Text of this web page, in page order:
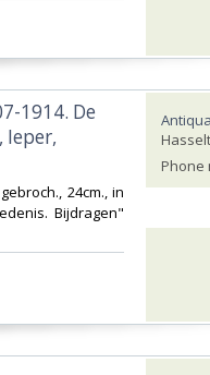
1914. De
Ieper,
24cm., in
Bijdragen"
Hasselt
Phone